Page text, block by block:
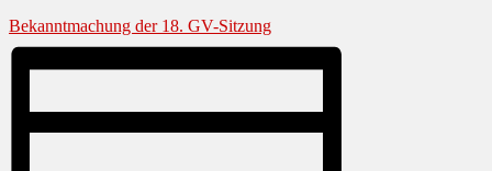
Bekanntmachung der 18. GV-Sitzung